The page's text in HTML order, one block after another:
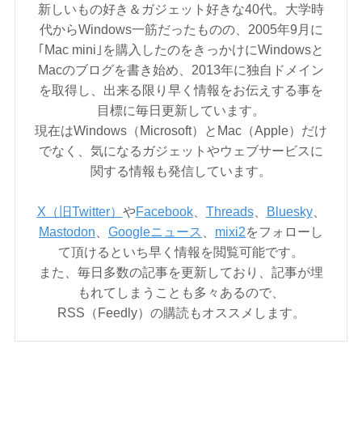
新しいもの好き＆ガジェット好きな40代。大学時
代からWindows一筋だったものの、2005年9月に
｢Mac mini｣を購入したのをきっかけにWindowsと
Macのブログを書き始め、2013年に独自ドメイン
を取得し、出来る限り早く情報をお伝えする事を
目標に毎日更新しています。
現在はWindows（Microsoft）とMac（Apple）だけ
でなく、気になるガジェットやウェブサービスに
関する情報も発信しています。
X（旧Twitter） やFacebook、 Threads、 Bluesky、
Mastodon
Googleニュース mixi2をフォローし
て頂けるといち早く情報を閲覧可能です。
また、毎日多数の記事を更新しており、記事が埋
もれてしまうことも多々あるので、
RSS（Feedly）の購読もオススメします。